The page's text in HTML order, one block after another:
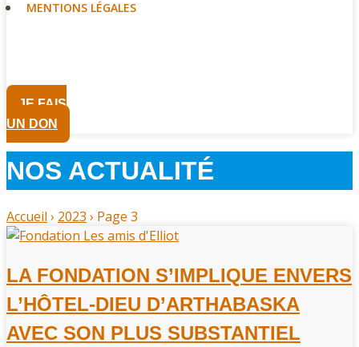
MENTIONS LÉGALES
JE FAIS
UN DON
NOS ACTUALITÉ
Accueil› 2023 › Page 3
LA FONDATION S’IMPLIQUE ENVERS
L’HÔTEL-DIEU D’ARTHABASKA
AVEC SON PLUS SUBSTANTIEL